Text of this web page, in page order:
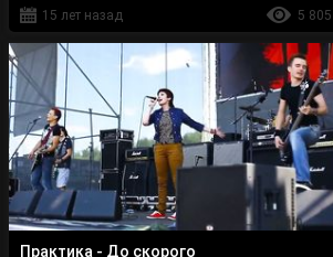
15 лет назад
5 805
Практика - До скорого